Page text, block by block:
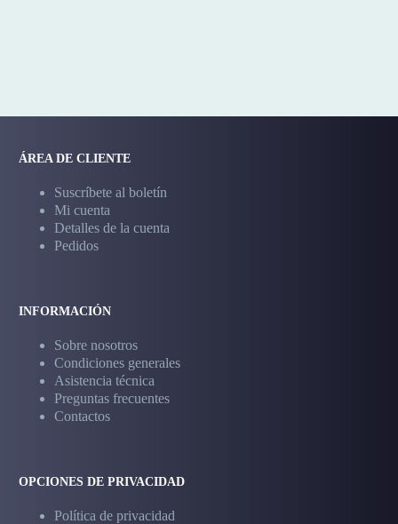
ÁREA DE CLIENTE
Suscríbete al boletín
Mi cuenta
Detalles de la cuenta
Pedidos
INFORMACIÓN
Sobre nosotros
Condiciones generales
Asistencia técnica
Preguntas frecuentes
Contactos
OPCIONES DE PRIVACIDAD
Política de privacidad